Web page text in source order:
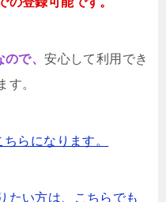
ので、安心して利用でき
す。
らになります。
たい方は、こちらでも